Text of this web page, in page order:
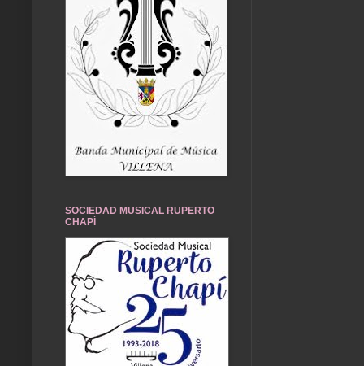
SOCIEDAD MUSICAL RUPERTO
CHAPÍ